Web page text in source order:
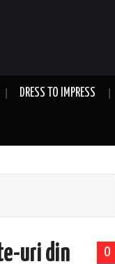
DRESS TO IMPRESS
0
uri din